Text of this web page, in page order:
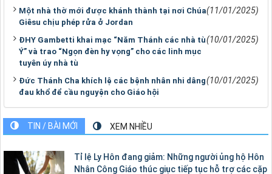
Một nhà thờ mới được khánh thành tại nơi Chúa
Giêsu chịu phép rửa ở Jordan
(11/01/2025)
ĐHY Gambetti khai mạc “Năm Thánh các nhà tù
Ý” và trao “Ngọn đèn hy vọng” cho các linh mục
tuyên úy nhà tù
(10/01/2025)
Đức Thánh Cha khích lệ các bệnh nhân nhi dâng
đau khổ để cầu nguyện cho Giáo hội
(10/01/2025)
TIN / BÀI MỚI XEM NHIỀU
Tỉ lệ Ly Hôn đang giảm: Những người ủng hộ Hôn
Nhân Công Giáo thúc giục tiếp tục hỗ trợ các cặp